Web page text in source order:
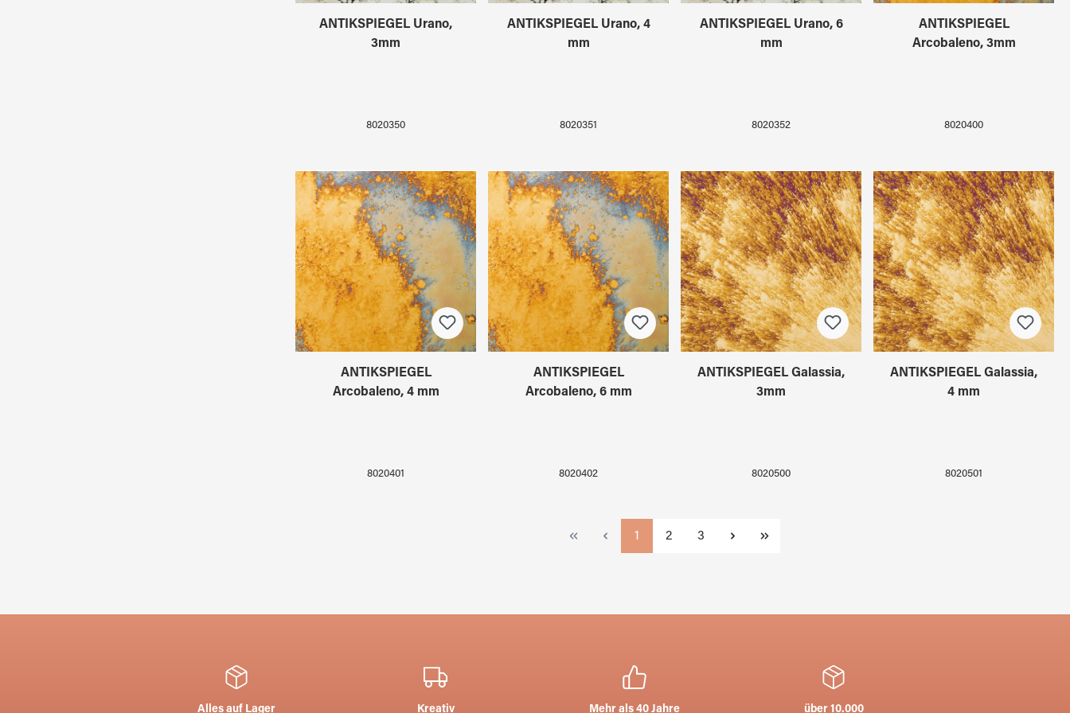
ANTIKSPIEGEL Urano,
3mm
8020350
ANTIKSPIEGEL Urano, 4
mm
8020351
ANTIKSPIEGEL Urano, 6
mm
8020352
ANTIKSPIEGEL
Arcobaleno, 3mm
8020400
ANTIKSPIEGEL
Arcobaleno, 4 mm
8020401
ANTIKSPIEGEL
Arcobaleno, 6 mm
8020402
ANTIKSPIEGEL Galassia,
3mm
8020500
ANTIKSPIEGEL Galassia,
4 mm
8020501
Seite
1 Seite
2 Seite
3
Alles auf Lager Kreativ Mehr als 40 Jahre über 10.000